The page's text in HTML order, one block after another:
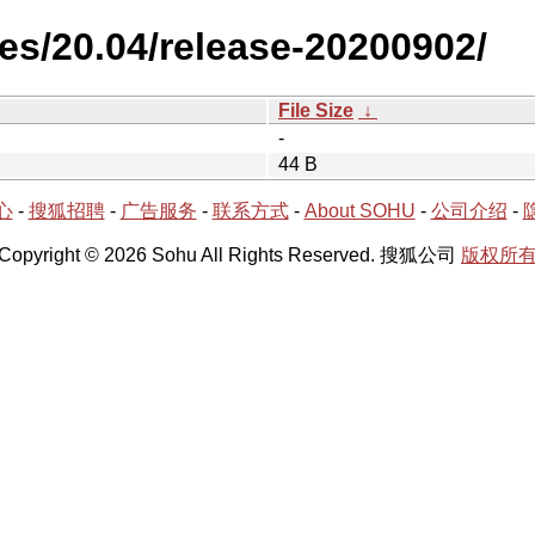
20.04/release-20200902/
File Size ↓
-
44 B
- 搜狐招聘- 广告服务 - 联系方式- About SOHU - 公司介绍 -
© 2026 Sohu All Rights Reserved. 搜狐公司 版权所